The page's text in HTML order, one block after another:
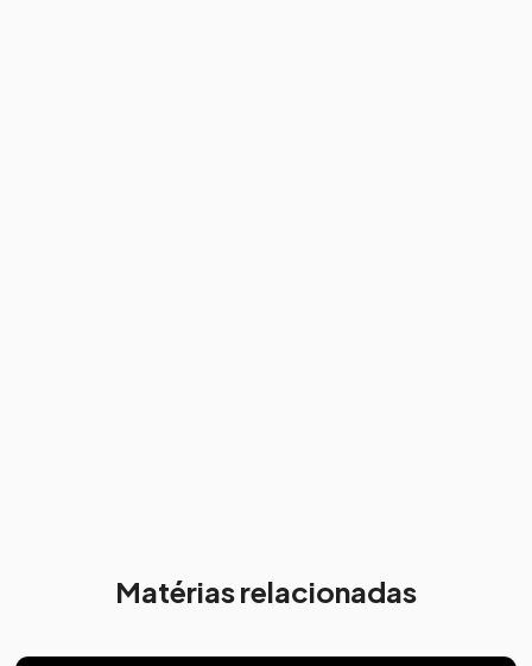
Matérias relacionadas